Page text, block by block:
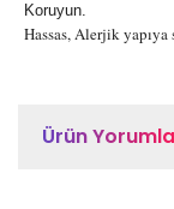
Koruyun.
Hassas, Alerjik
Ürün